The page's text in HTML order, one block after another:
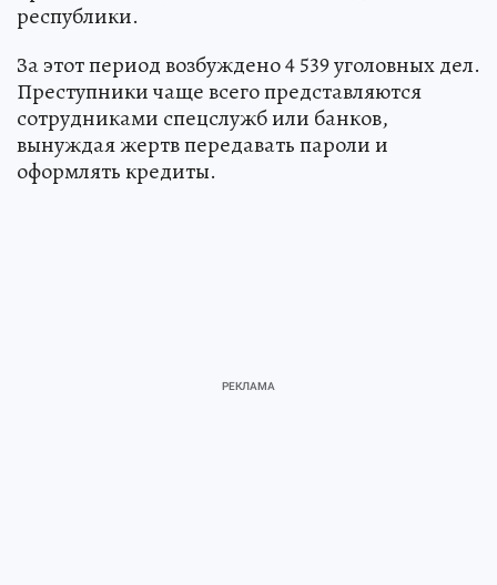
республики.
За этот период возбуждено 4 539 уголовных дел.
Преступники чаще всего представляются
сотрудниками спецслужб или банков,
вынуждая жертв передавать пароли и
оформлять кредиты.